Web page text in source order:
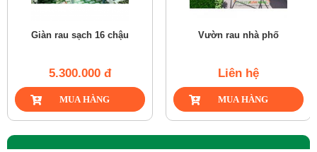
Giàn rau sạch 16 chậu
5.300.000 đ
Vườn rau nhà phố
Liên hệ